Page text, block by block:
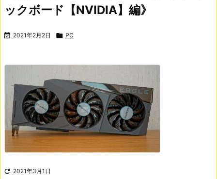
ックボード【NVIDIA】編》
 2021年2月2日  PC
 2021年3月1日